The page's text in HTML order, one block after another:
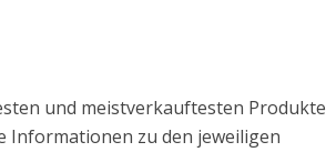
und meistverkauftesten Produkte
Informationen zu den jeweiligen